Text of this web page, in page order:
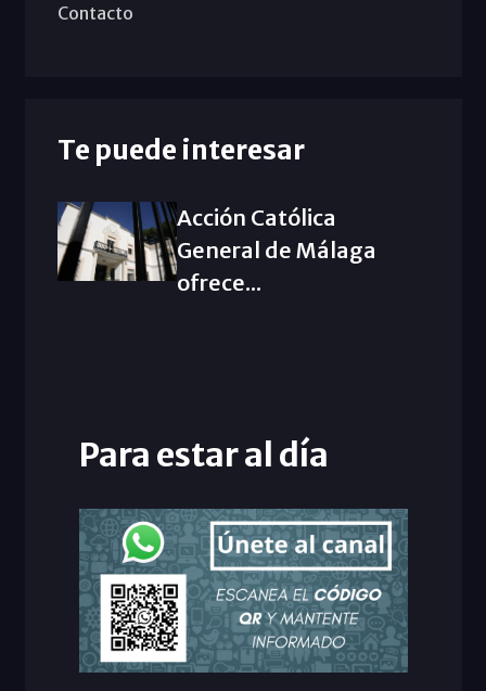
Contacto
Te puede interesar
Acción Católica
General de Málaga
ofrece...
Para estar al día